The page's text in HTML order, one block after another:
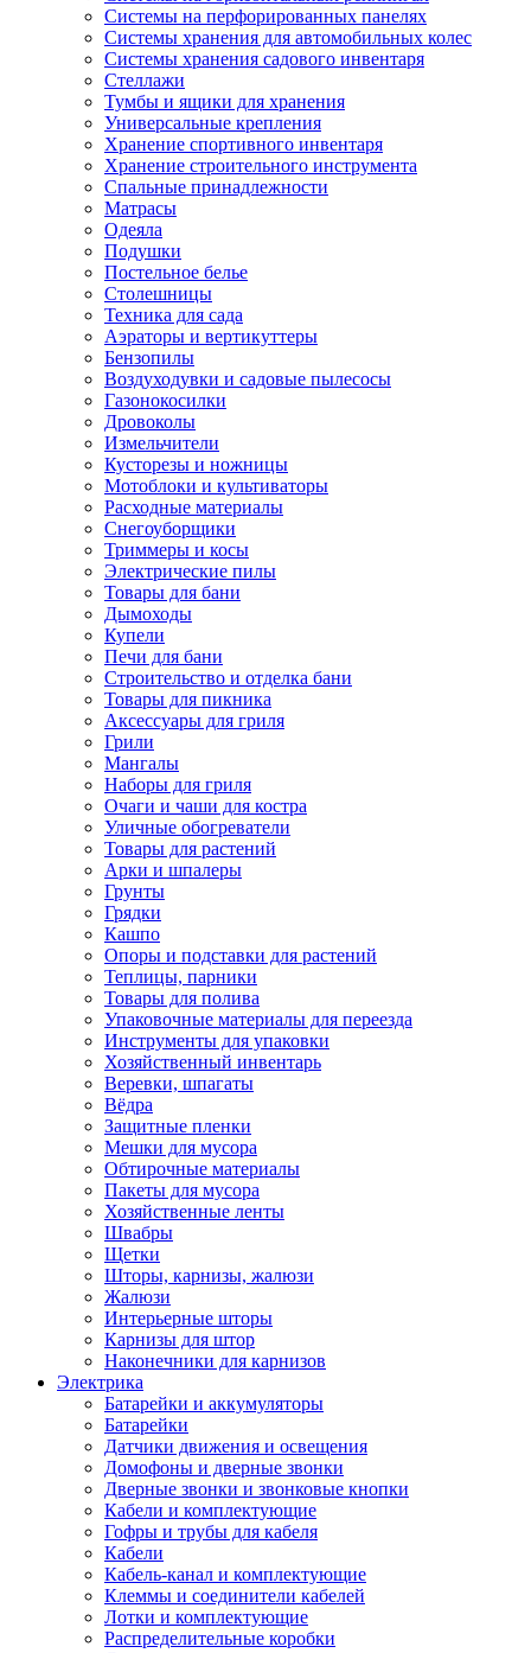
Системы на перфорированных панелях
Системы хранения для автомобильных колес
Системы хранения садового инвентаря
Стеллажи
Тумбы и ящики для хранения
Универсальные крепления
Хранение спортивного инвентаря
Хранение строительного инструмента
Спальные принадлежности
Матрасы
Одеяла
Подушки
Постельное белье
Столешницы
Техника для сада
Аэраторы и вертикуттеры
Бензопилы
Воздуходувки и садовые пылесосы
Газонокосилки
Дровоколы
Измельчители
Кусторезы и ножницы
Мотоблоки и культиваторы
Расходные материалы
Снегоуборщики
Триммеры и косы
Электрические пилы
Товары для бани
Дымоходы
Купели
Печи для бани
Строительство и отделка бани
Товары для пикника
Аксессуары для гриля
Грили
Мангалы
Наборы для гриля
Очаги и чаши для костра
Уличные обогреватели
Товары для растений
Арки и шпалеры
Грунты
Грядки
Кашпо
Опоры и подставки для растений
Теплицы, парники
Товары для полива
Упаковочные материалы для переезда
Инструменты для упаковки
Хозяйственный инвентарь
Веревки, шпагаты
Вёдра
Защитные пленки
Мешки для мусора
Обтирочные материалы
Пакеты для мусора
Хозяйственные ленты
Швабры
Щетки
Шторы, карнизы, жалюзи
Жалюзи
Интерьерные шторы
Карнизы для штор
Наконечники для карнизов
Электрика
Батарейки и аккумуляторы
Батарейки
Датчики движения и освещения
Домофоны и дверные звонки
Дверные звонки и звонковые кнопки
Кабели и комплектующие
Гофры и трубы для кабеля
Кабели
Кабель-канал и комплектующие
Клеммы и соединители кабелей
Лотки и комплектующие
Распределительные коробки